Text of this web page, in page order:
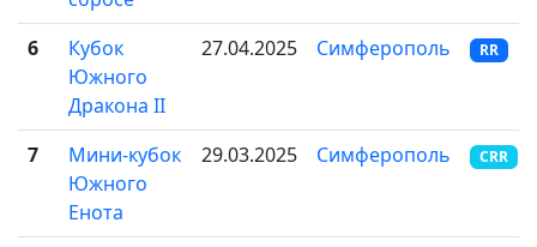
6
Кубок
Южного
Дракона II
27.04.2025 Симферополь RR
7
Мини-кубок
Южного
Енота
29.03.2025 Симферополь CRR